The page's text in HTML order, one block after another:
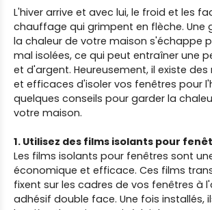
L'hiver arrive et avec lui, le froid et les
chauffage qui grimpent en flèche. Une
la chaleur de votre maison s'échappe
mal isolées, ce qui peut entraîner une
et d'argent. Heureusement, il existe
et efficaces d'isoler vos fenêtres pour
quelques conseils pour garder la
votre maison.
1. Utilisez des films isolants pour
Les films isolants pour fenêtres sont
économique et efficace. Ces films
fixent sur les cadres de vos fenêtres à
adhésif double face. Une fois installés,